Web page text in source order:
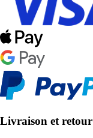
Livraison et retour